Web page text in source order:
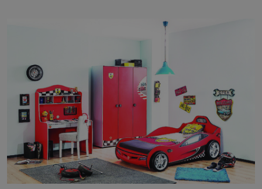
nedokážeme představit. Její příběh je